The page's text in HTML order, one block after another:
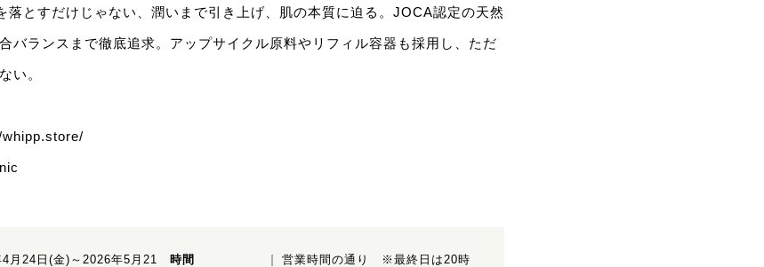
落とすだけじゃない、潤いまで引き上げ、肌の本質に迫る。JOCA認定の天然
バランスまで徹底追求。アップサイクル原料やリフィル容器も採用し、ただ
い。
月24日(金)～2026年5月21
時間
営業時間の通り ※最終日は20時